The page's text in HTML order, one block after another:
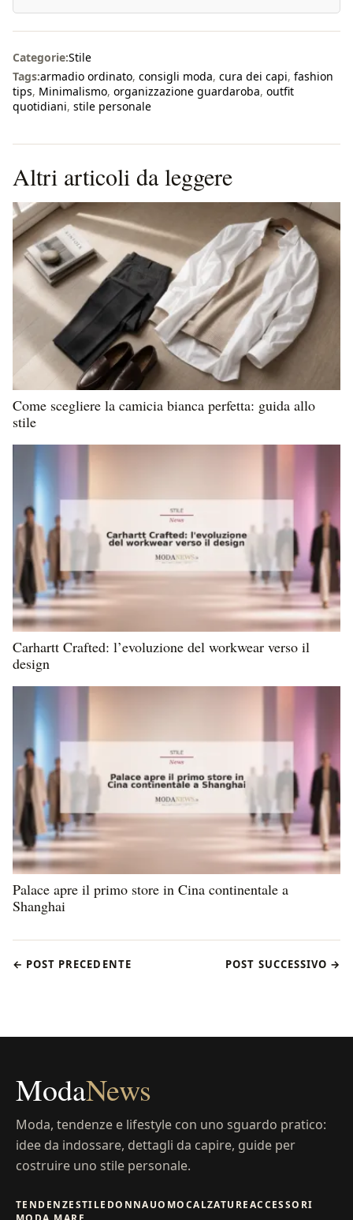
Categorie:Stile
Tags:armadio ordinato, consigli moda, cura dei capi, fashion
tips, Minimalismo, organizzazione guardaroba, outfit
quotidiani, stile personale
Altri articoli da leggere
Come scegliere la camicia bianca perfetta: guida allo
stile
Carhartt Crafted: l’evoluzione del workwear verso il
design
Palace apre il primo store in Cina continentale a
Shanghai
← POST PRECEDENTE POST SUCCESSIVO →
ModaNews
Moda, tendenze e lifestyle con uno sguardo pratico:
idee da indossare, dettagli da capire, guide per
costruire uno stile personale.
TENDENZESTILE DONNAUOMOCALZATUREACCESSORI